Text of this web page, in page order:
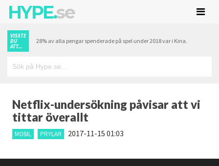
HYPE.se
VISSTE
DU
ATT...
28% av alla pengar spenderade på spel under 2018 var i Kina.
Netflix-undersökning påvisar att vi
tittar överallt
MOBIL PRYLAR 2017-11-15 01:03